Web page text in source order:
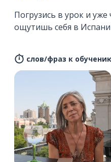
Погрузись в урок и
ощутишь себя в
слов/фраз к